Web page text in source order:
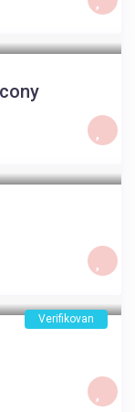
Verifikovan